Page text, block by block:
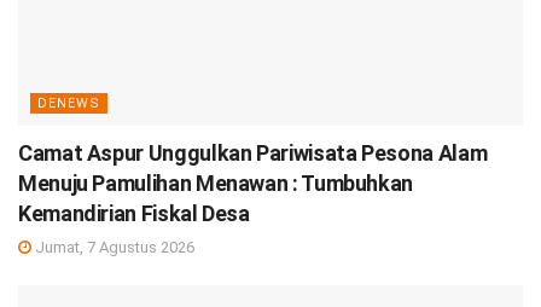
DENEWS
Camat Aspur Unggulkan Pariwisata Pesona Alam
Menuju Pamulihan Menawan : Tumbuhkan
Kemandirian Fiskal Desa
Jumat, 7 Agustus 2026